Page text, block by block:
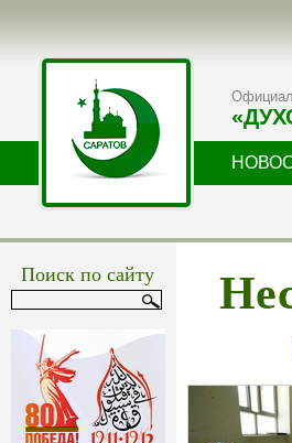
Поиск по сайту